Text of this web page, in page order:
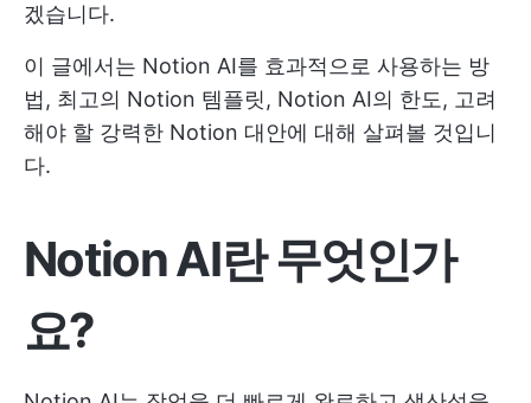
겠습니다.
이 글에서는 Notion AI를 효과적으로 사용하는 방
법, 최고의 Notion 템플릿, Notion AI의 한도, 고려
해야 할 강력한 Notion 대안에 대해 살펴볼 것입니
다.
Notion AI란 무엇인가
요?